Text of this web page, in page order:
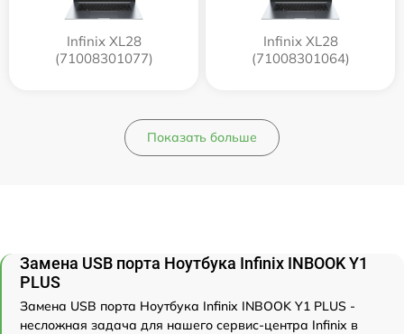
Infinix XL28
(71008301077)
Infinix XL28
(71008301064)
Показать больше
Замена USB порта Ноутбука Infinix INBOOK Y1
PLUS
Замена USB порта Ноутбука Infinix INBOOK Y1 PLUS -
несложная задача для нашего сервис-центра Infinix в